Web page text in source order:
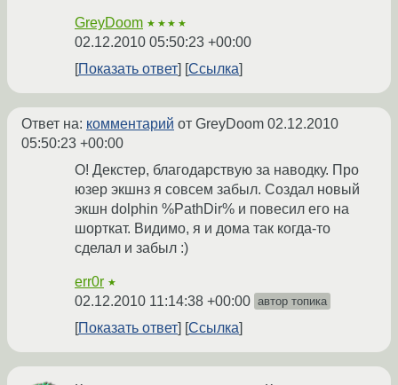
GreyDoom ★★★★
02.12.2010 05:50:23 +00:00
Показать ответ
Ссылка
Ответ на: комментарий от GreyDoom 02.12.2010
05:50:23 +00:00
О! Декстер, благодарствую за наводку. Про
юзер экшнз я совсем забыл. Создал новый
экшн dolphin %PathDir% и повесил его на
шорткат. Видимо, я и дома так когда-то
сделал и забыл :)
err0r ★
02.12.2010 11:14:38 +00:00 автор топика
Показать ответ Ссылка